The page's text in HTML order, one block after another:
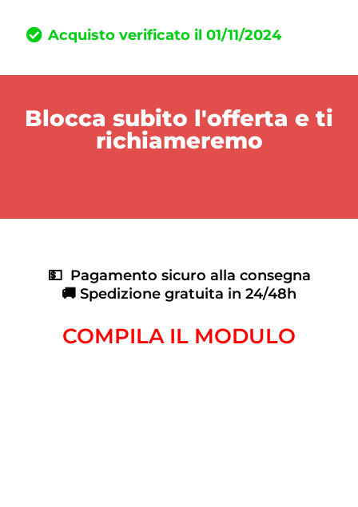
Acquisto verificato il 01/11/2024
Blocca subito l'offerta e ti
richiameremo
💵 Pagamento sicuro alla consegna
🚚 Spedizione gratuita in 24/48h
COMPILA IL MODULO